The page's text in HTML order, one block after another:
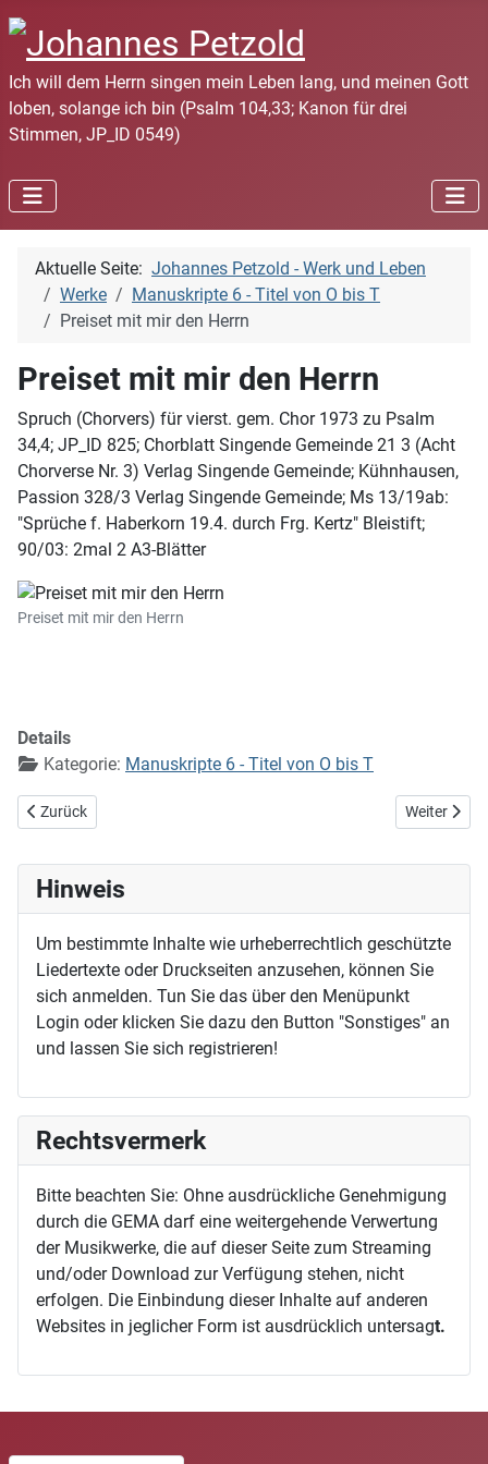
Ich will dem Herrn singen mein Leben lang, und meinen Gott
loben, solange ich bin (Psalm 104,33; Kanon für drei
Stimmen, JP_ID 0549)
Aktuelle Seite: Johannes Petzold - Werk und Leben
Werke
Manuskripte 6 - Titel von O bis T
Preiset mit mir den Herrn
Preiset mit mir den Herrn
Spruch (Chorvers) für vierst. gem. Chor 1973 zu Psalm
34,4; JP_ID 825; Chorblatt Singende Gemeinde 21 3 (Acht
Chorverse Nr. 3) Verlag Singende Gemeinde; Kühnhausen,
Passion 328/3 Verlag Singende Gemeinde; Ms 13/19ab:
"Sprüche f. Haberkorn 19.4. durch Frg. Kertz" Bleistift;
90/03: 2mal 2 A3-Blätter
Preiset mit mir den Herrn
Details
Kategorie: Manuskripte 6 - Titel von O bis T
Vorheriger Beitrag: Ostinato
Zurück Nächster
Weiter
Hinweis
Um bestimmte Inhalte wie urheberrechtlich geschützte
Liedertexte oder Druckseiten anzusehen, können Sie
sich anmelden. Tun Sie das über den Menüpunkt
Login oder klicken Sie dazu den Button "Sonstiges" an
und lassen Sie sich registrieren!
Rechtsvermerk
Bitte beachten Sie: Ohne ausdrückliche Genehmigung
durch die GEMA darf eine weitergehende Verwertung
der Musikwerke, die auf dieser Seite zum Streaming
und/oder Download zur Verfügung stehen, nicht
erfolgen. Die Einbindung dieser Inhalte auf anderen
Websites in jeglicher Form ist ausdrücklich untersagt.